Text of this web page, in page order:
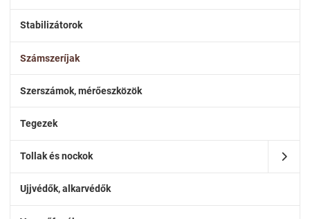
Stabilizátorok
Számszeríjak
Szerszámok, mérőeszközök
Tegezek
Tollak és nockok
Ujjvédők, alkarvédők